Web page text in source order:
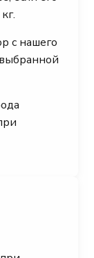
с нашего